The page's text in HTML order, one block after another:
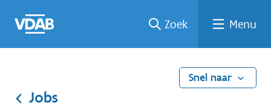
naar
een
een
job
naar
Zoek Menu
Snel naar
Jobs